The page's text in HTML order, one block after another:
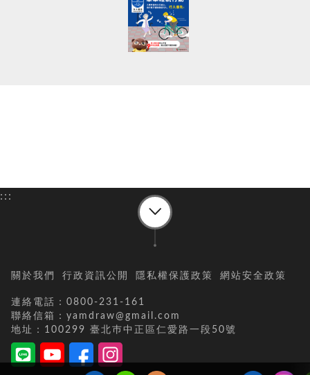
:::
關於我們 行政資訊公開 隱私權保護政策 網站安全政策
連絡電話：0800-231-161
聯絡信箱：yamdraw@gmail.com
地址：100299 臺北巿中正區仁愛路一段50號